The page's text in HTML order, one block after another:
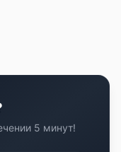
5 минут!